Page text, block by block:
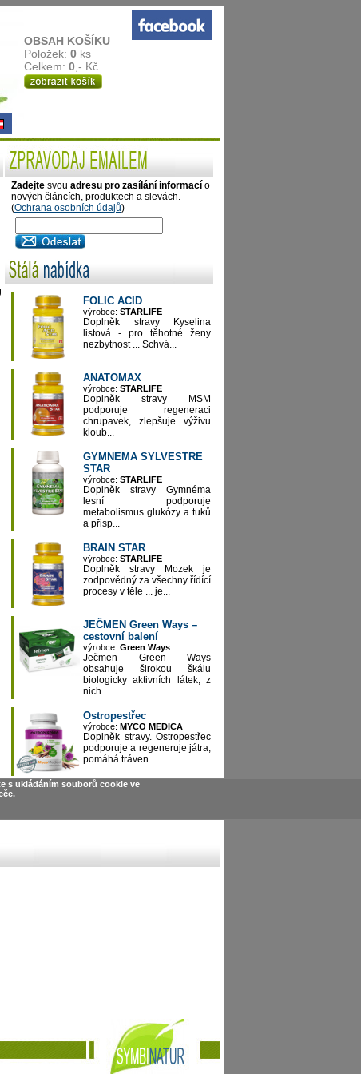
OBSAH KOŠÍKU
Položek: 0 ks
Celkem: 0 ,- Kč
Zadejte svou adresu pro zasílání informací o
nových článcích, produktech a slevách.
(Ochrana osobních údajů)
FOLIC ACID
výrobce: STARLIFE
Doplněk stravy Kyselina
listová - pro těhotné ženy
nezbytnost ... Schvá...
ANATOMAX
výrobce: STARLIFE
Doplněk stravy MSM
podporuje regeneraci
chrupavek, zlepšuje výživu
kloub...
GYMNEMA SYLVESTRE
STAR
výrobce: STARLIFE
Doplněk stravy Gymnéma
lesní podporuje
metabolismus glukózy a tuků
a přisp...
BRAIN STAR
výrobce: STARLIFE
Doplněk stravy Mozek je
zodpovědný za všechny řídící
procesy v těle ... je...
JEČMEN Green Ways –
cestovní balení
výrobce: Green Ways
Ječmen Green Ways
obsahuje širokou škálu
biologicky aktivních látek, z
nich...
Ostropestřec
výrobce: MYCO MEDICA
Doplněk stravy. Ostropestřec
podporuje a regeneruje játra,
pomáhá tráven...
s ukládáním souborů cookie ve